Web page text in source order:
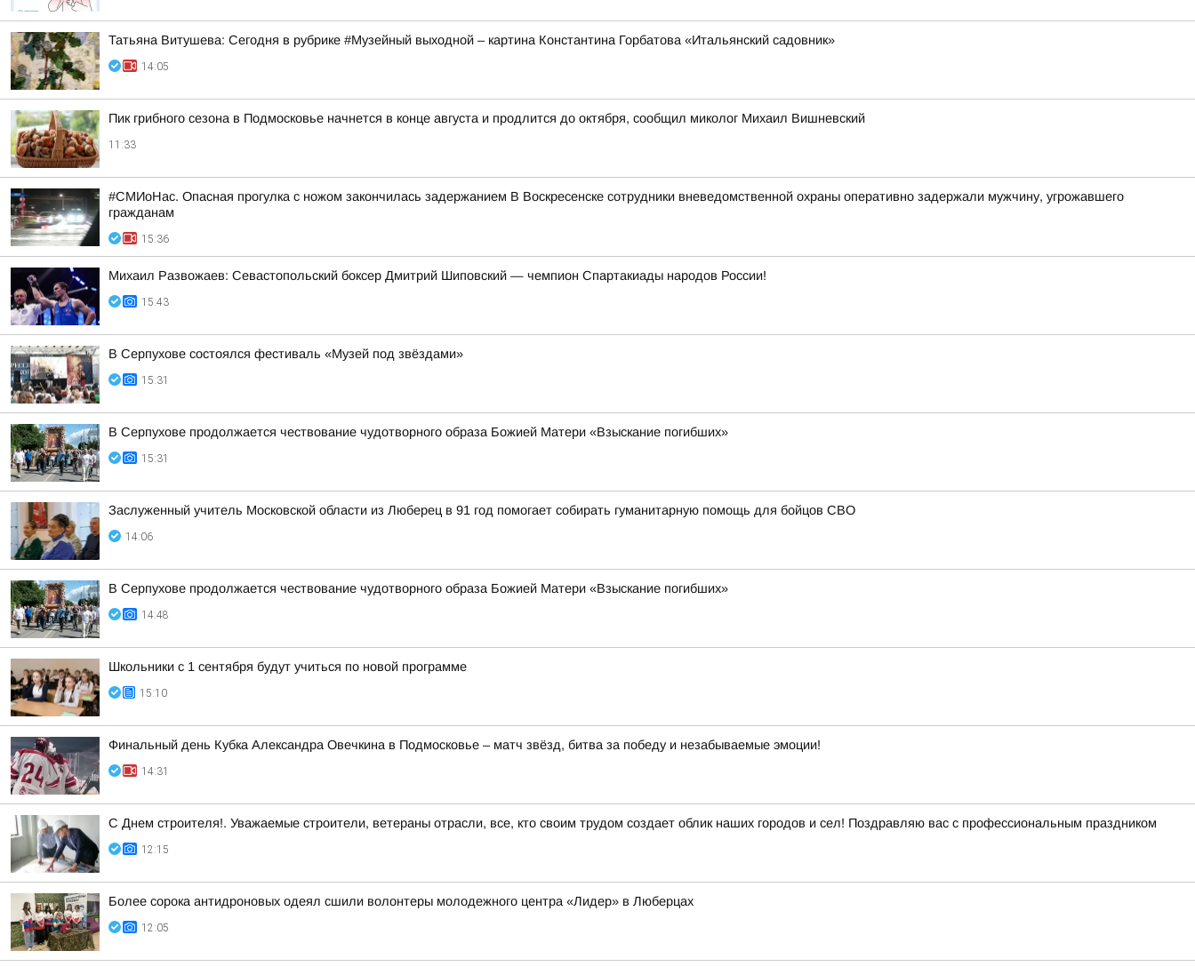
Татьяна Витушева: Сегодня в рубрике #Музейный выходной – картина Константина Горбатова «Итальянский садовник»
14:05
Пик грибного сезона в Подмосковье начнется в конце августа и продлится до октября, сообщил миколог Михаил Вишневский
11:33
#СМИоНас. Опасная прогулка с ножом закончилась задержанием В Воскресенске сотрудники вневедомственной охраны оперативно задержали мужчину, угрожавшего
гражданам
15:36
Михаил Развожаев: Севастопольский боксер Дмитрий Шиповский — чемпион Спартакиады народов России!
15:43
В Серпухове состоялся фестиваль «Музей под звёздами»
15:31
В Серпухове продолжается чествование чудотворного образа Божией Матери «Взыскание погибших»
15:31
Заслуженный учитель Московской области из Люберец в 91 год помогает собирать гуманитарную помощь для бойцов СВО
14:06
В Серпухове продолжается чествование чудотворного образа Божией Матери «Взыскание погибших»
14:48
Школьники с 1 сентября будут учиться по новой программе
15:10
Финальный день Кубка Александра Овечкина в Подмосковье – матч звёзд, битва за победу и незабываемые эмоции!
14:31
С Днем строителя!. Уважаемые строители, ветераны отрасли, все, кто своим трудом создает облик наших городов и сел! Поздравляю вас с профессиональным праздником
12:15
Более сорока антидроновых одеял сшили волонтеры молодежного центра «Лидер» в Люберцах
12:05